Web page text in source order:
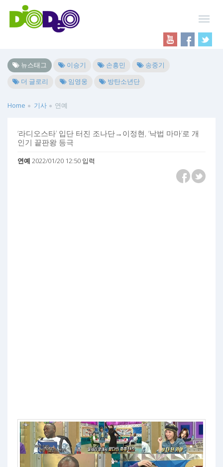
뉴스태그 이승기 손흥민
송중기
더 글로리
임영웅 방탄소년단
Home 기사 연예
‘라디오스타’ 입단 터진 조나단→이정현, ‘낙법 마마’로 개
인기 끝판왕 등극
연예 2022/01/20 12:50 입력